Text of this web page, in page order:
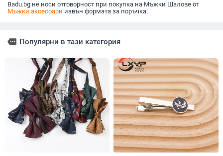
Badu.bg не носи отговорност при покупка на Мъжки Шалове от
Мъжки аксесоари извън формата за поръчка.
more Популярни в тази категория